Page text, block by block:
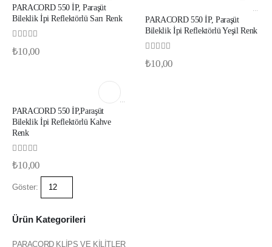
PARACORD 550 İP, Paraşüt
Bileklik İpi Reflektörlü Sarı Renk
0
₺10,00
4 MM PARACORD BILEKLIK İP REFREKTÖRLÜ RENKLER
PARACORD 550 İP, Paraşüt
Bileklik İpi Reflektörlü Yeşil Renk
0
₺10,00
PARACORD 550 İP,Paraşüt
Bileklik İpi Reflektörlü Kahve
Renk
0 out of 5
₺10,00
Göster:
Ürün Kategorileri
PARACORD KLİPS VE KİLİTLER